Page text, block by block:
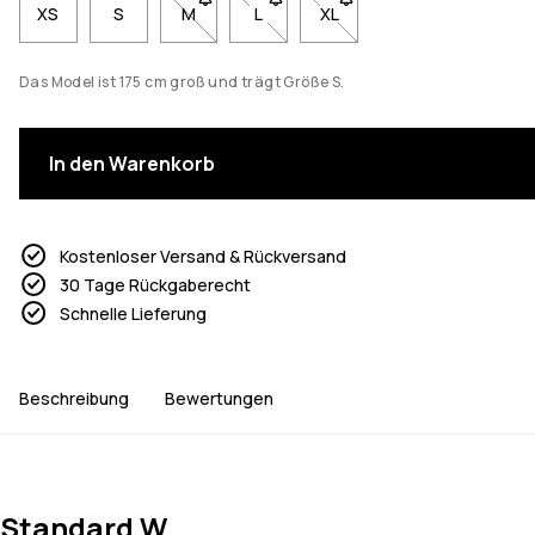
XS S M- Größe M nicht verfügbar. Klicke, um
L- Größe L nicht verfügbar. Klicke,
XL- Größe XL nicht
Das Model ist 175 cm groß und trägt Größe S.
In den Warenkorb
Kostenloser Versand & Rückversand
30 Tage Rückgaberecht
Schnelle Lieferung
Beschreibung Bewertungen